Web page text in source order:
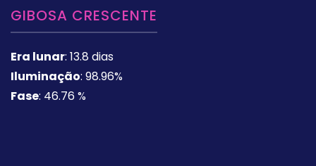
GIBOSA CRESCENTE
Era lunar: 13.8 dias
Iluminação: 98.96%
Fase: 46.76 %